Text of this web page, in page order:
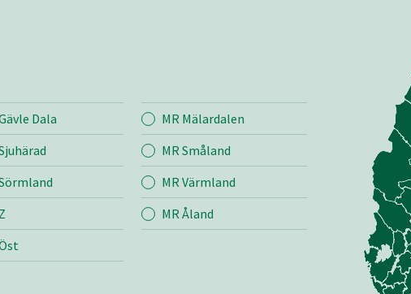
Entreprenad
Mina sidor
Kostnadsfri offert
& Sandupptagning
Bemanning
Kostnadsfri offert
Bygg & Anläggning
Dala
MR Mälardalen
MR Småland
MR Värmland
MR Åland